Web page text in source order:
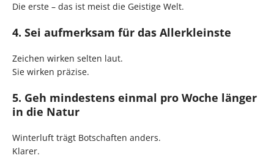
Die erste – das ist meist die Geistige Welt.
4. Sei aufmerksam für das Allerkleinste
Zeichen wirken selten laut.
Sie wirken präzise.
5. Geh mindestens einmal pro Woche länger
in die Natur
Winterluft trägt Botschaften anders.
Klarer.